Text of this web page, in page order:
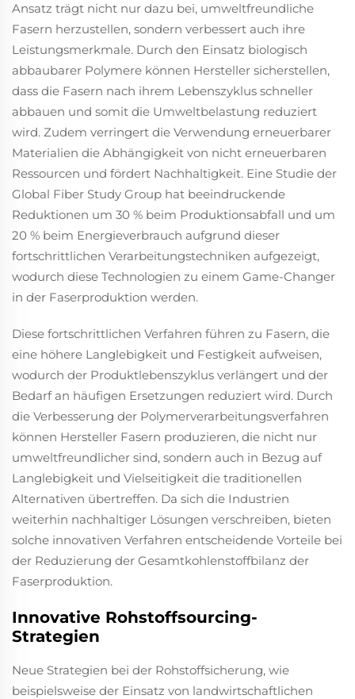
Ansatz trägt nicht nur dazu bei, umweltfreundliche
Fasern herzustellen, sondern verbessert auch ihre
Leistungsmerkmale. Durch den Einsatz biologisch
abbaubarer Polymere können Hersteller sicherstellen,
dass die Fasern nach ihrem Lebenszyklus schneller
abbauen und somit die Umweltbelastung reduziert
wird. Zudem verringert die Verwendung erneuerbarer
Materialien die Abhängigkeit von nicht erneuerbaren
Ressourcen und fördert Nachhaltigkeit. Eine Studie der
Global Fiber Study Group hat beeindruckende
Reduktionen um 30 % beim Produktionsabfall und um
20 % beim Energieverbrauch aufgrund dieser
fortschrittlichen Verarbeitungstechniken aufgezeigt,
wodurch diese Technologien zu einem Game-Changer
in der Faserproduktion werden.
Diese fortschrittlichen Verfahren führen zu Fasern, die
eine höhere Langlebigkeit und Festigkeit aufweisen,
wodurch der Produktlebenszyklus verlängert und der
Bedarf an häufigen Ersetzungen reduziert wird. Durch
die Verbesserung der Polymerverarbeitungsverfahren
können Hersteller Fasern produzieren, die nicht nur
umweltfreundlicher sind, sondern auch in Bezug auf
Langlebigkeit und Vielseitigkeit die traditionellen
Alternativen übertreffen. Da sich die Industrien
weiterhin nachhaltiger Lösungen verschreiben, bieten
solche innovativen Verfahren entscheidende Vorteile bei
der Reduzierung der Gesamtkohlenstoffbilanz der
Faserproduktion.
Innovative Rohstoffsourcing-
Strategien
Neue Strategien bei der Rohstoffsicherung, wie
beispielsweise der Einsatz von landwirtschaftlichen